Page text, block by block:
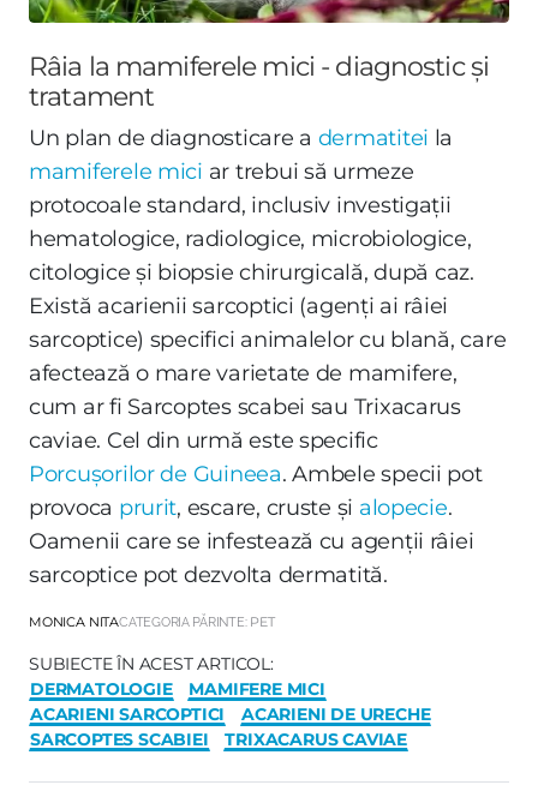
Râia la mamiferele mici - diagnostic și
tratament
Un plan de diagnosticare a dermatitei la
mamiferele mici ar trebui să urmeze
protocoale standard, inclusiv investigații
hematologice, radiologice, microbiologice,
citologice și biopsie chirurgicală, după caz.
Există acarienii sarcoptici (agenți ai râiei
sarcoptice) specifici animalelor cu blană, care
afectează o mare varietate de mamifere,
cum ar fi Sarcoptes scabei sau Trixacarus
caviae. Cel din urmă este specific
Porcușorilor de Guineea. Ambele specii pot
provoca prurit, escare, cruste și alopecie.
Oamenii care se infestează cu agenții râiei
sarcoptice pot dezvolta dermatită.
MONICA NITACATEGORIA PĂRINTE: PET
SUBIECTE ÎN ACEST ARTICOL:
DERMATOLOGIE
MAMIFERE MICI
ACARIENI SARCOPTICI
ACARIENI DE URECHE
SARCOPTES SCABIEI
TRIXACARUS CAVIAE